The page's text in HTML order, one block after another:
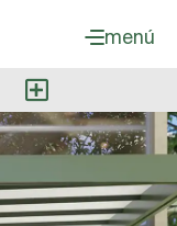
menú